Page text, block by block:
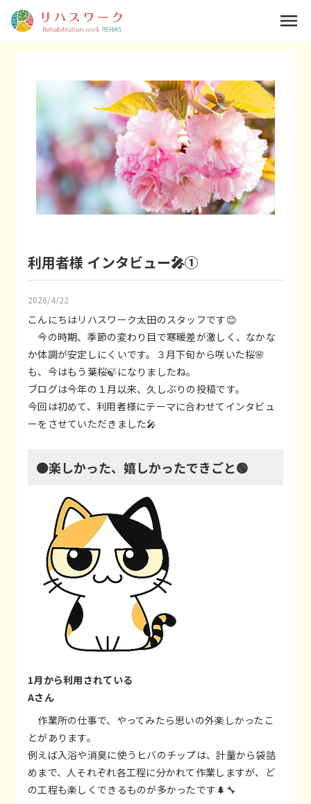
利用者様 インタビュー🎤①
2026/4/22
こんにちはリハスワーク太田のスタッフです😊
今の時期、季節の変わり目で寒暖差が激しく、なかな
か体調が安定しにくいです。３月下旬から咲いた桜🌸
も、今はもう葉桜🍃になりましたね。
ブログは今年の１月以来、久しぶりの投稿です。
今回は初めて、利用者様にテーマに合わせてインタビュ
ーをさせていただきました🎤
🟠楽しかった、嬉しかったできごと🟢
1月から利用されている
Aさん
作業所の仕事で、やってみたら思いの外楽しかったこ
とがあります。
例えば入浴や消臭に使うヒバのチップは、計量から袋詰
めまで、人それぞれ各工程に分かれて作業しますが、ど
の工程も楽しくできるものが多かったです🌲🔧
menu